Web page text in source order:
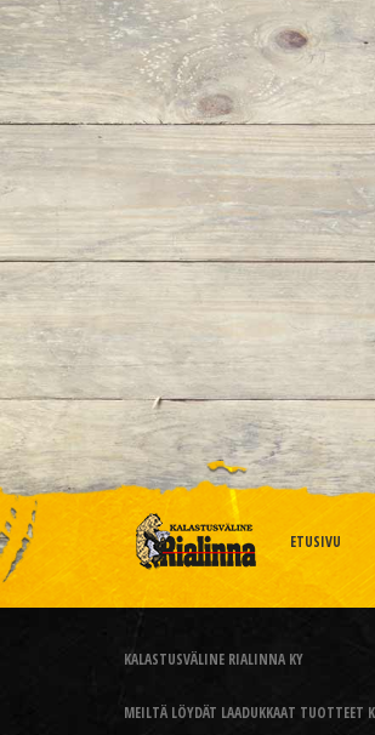
ETUSIVU
KALASTUSVÄLINE RIALINNA KY
MEILTÄ LÖYDÄT LAADUKKAAT TUOTTEET